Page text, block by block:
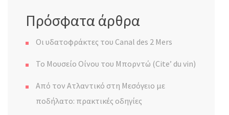
Πρόσφατα άρθρα
Οι υδατοφράκτες του Canal des 2 Mers
Το Μουσείο Οίνου του Μπορντώ (Cite’ du vin)
Από τον Ατλαντικό στη Μεσόγειο με
ποδήλατο: πρακτικές οδηγίες